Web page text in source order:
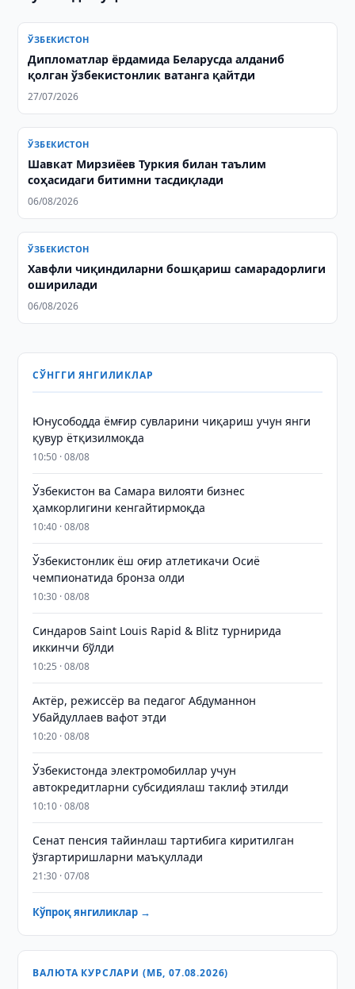
ЎЗБЕКИСТОН
Дипломатлар ёрдамида Беларусда алданиб
қолган ўзбекистонлик ватанга қайтди
27/07/2026
ЎЗБЕКИСТОН
Шавкат Мирзиёев Туркия билан таълим
соҳасидаги битимни тасдиқлади
06/08/2026
ЎЗБЕКИСТОН
Хавфли чиқиндиларни бошқариш самарадорлиги
оширилади
06/08/2026
СЎНГГИ ЯНГИЛИКЛАР
Юнусободда ёмғир сувларини чиқариш учун янги
қувур ётқизилмоқда
10:50 · 08/08
Ўзбекистон ва Самара вилояти бизнес
ҳамкорлигини кенгайтирмоқда
10:40 · 08/08
Ўзбекистонлик ёш оғир атлетикачи Осиё
чемпионатида бронза олди
10:30 · 08/08
Синдаров Saint Louis Rapid & Blitz турнирида
иккинчи бўлди
10:25 · 08/08
Актёр, режиссёр ва педагог Абдуманнон
Убайдуллаев вафот этди
10:20 · 08/08
Ўзбекистонда электромобиллар учун
автокредитларни субсидиялаш таклиф этилди
10:10 · 08/08
Сенат пенсия тайинлаш тартибига киритилган
ўзгартиришларни маъқуллади
21:30 · 07/08
Кўпроқ янгиликлар →
ВАЛЮТА КУРСЛАРИ (МБ, 07.08.2026)